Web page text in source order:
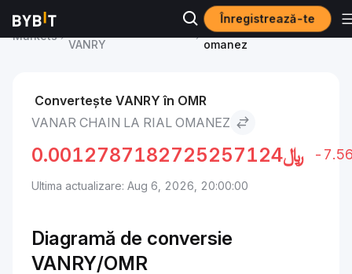
Înregistrează-te
Markets
VANRY
Vanar Chain to Rial
omanez
Convertește VANRY în OMR
VANAR CHAIN LA RIAL OMANEZ
﷼0.0012787182725257124 -
Ultima actualizare: Aug 6, 2026, 20:00:00
Diagramă de conversie
VANRY/OMR